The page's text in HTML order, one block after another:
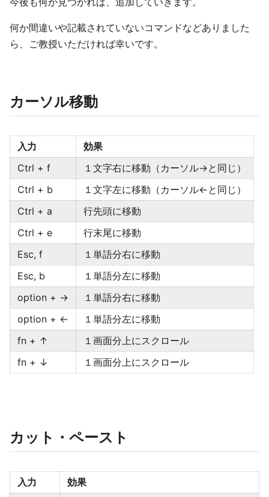
何か間違いや記載されていないコマンドなどありました
ら、ご教授いただければ幸いです。
カーソル移動
入力
効果
Ctrl + f
１文字右に移動（カーソル→と同じ）
Ctrl + b
１文字左に移動（カーソル←と同じ）
Ctrl + a
行先頭に移動
Ctrl + e
行末尾に移動
Esc, f
１単語分右に移動
Esc, b
１単語分左に移動
option + →
１単語分右に移動
option + ←
１単語分左に移動
fn + ↑
１画面分上にスクロール
fn + ↓
１画面分上にスクロール
カット・ペースト
入力 効果